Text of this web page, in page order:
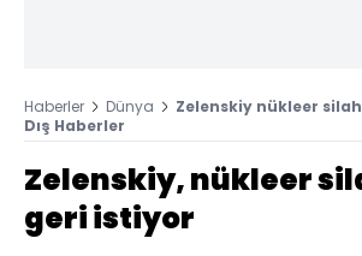
Haberler Dünya
Zelenskiy nükleer
Dış Haberler
Zelenskiy, nükleer
geri istiyor